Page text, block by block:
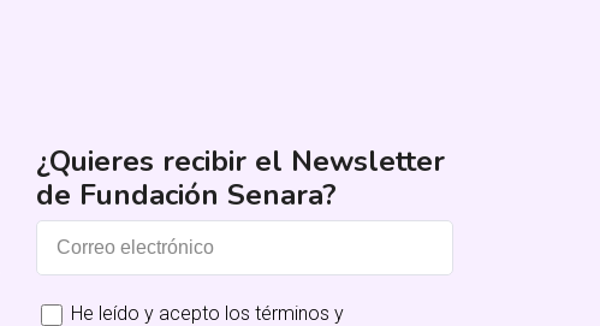
¿Quieres recibir el Newsletter
de Fundación Senara?
He leído y acepto los términos y